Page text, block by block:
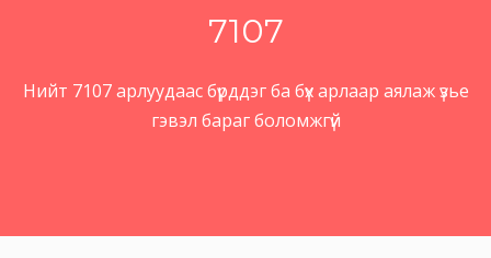
7107
Нийт 7107 арлуудаас бүрддэг ба бүх арлаар аялаж үзье
гэвэл бараг боломжгүй